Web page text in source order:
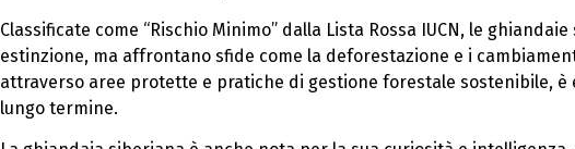
Classificate come “Rischio Minimo” dalla Lista Rossa IUCN, le
estinzione, ma affrontano sfide come la deforestazione e i
attraverso aree protette e pratiche di gestione forestale sostenibile,
lungo termine.